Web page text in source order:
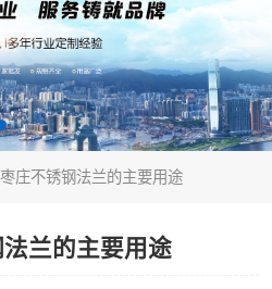
庄不锈钢法兰的主要用途
兰的主要用途